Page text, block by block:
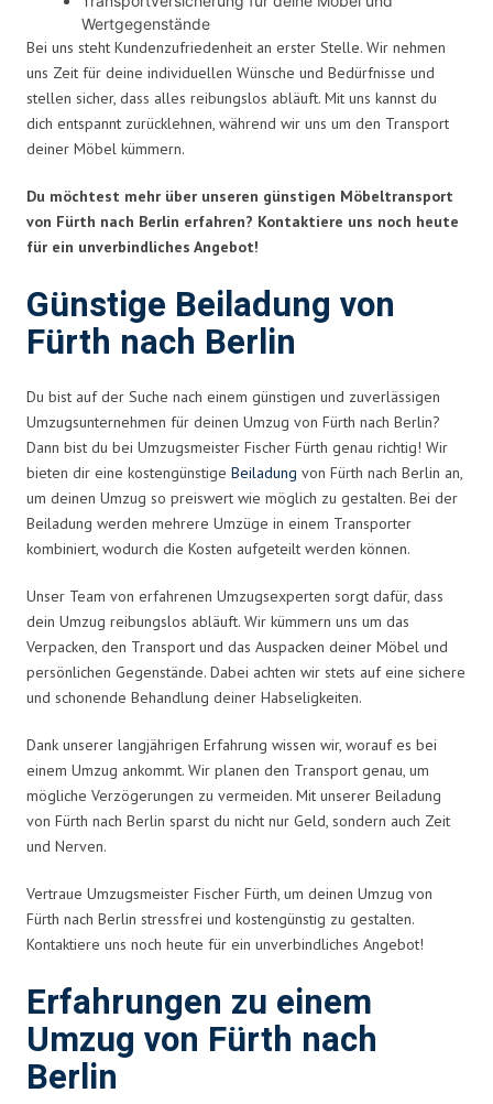
Wertgegenstände
Bei uns steht Kundenzufriedenheit an erster Stelle. Wir nehmen
uns Zeit für deine individuellen Wünsche und Bedürfnisse und
stellen sicher, dass alles reibungslos abläuft. Mit uns kannst du
dich entspannt zurücklehnen, während wir uns um den Transport
deiner Möbel kümmern.
Du möchtest mehr über unseren günstigen Möbeltransport
von Fürth nach Berlin erfahren? Kontaktiere uns noch heute
für ein unverbindliches Angebot!
Günstige Beiladung von
Fürth nach Berlin
Du bist auf der Suche nach einem günstigen und zuverlässigen
Umzugsunternehmen für deinen Umzug von Fürth nach Berlin?
Dann bist du bei Umzugsmeister Fischer Fürth genau richtig! Wir
bieten dir eine kostengünstige Beiladung von Fürth nach Berlin an,
um deinen Umzug so preiswert wie möglich zu gestalten. Bei der
Beiladung werden mehrere Umzüge in einem Transporter
kombiniert, wodurch die Kosten aufgeteilt werden können.
Unser Team von erfahrenen Umzugsexperten sorgt dafür, dass
dein Umzug reibungslos abläuft. Wir kümmern uns um das
Verpacken, den Transport und das Auspacken deiner Möbel und
persönlichen Gegenstände. Dabei achten wir stets auf eine sichere
und schonende Behandlung deiner Habseligkeiten.
Dank unserer langjährigen Erfahrung wissen wir, worauf es bei
einem Umzug ankommt. Wir planen den Transport genau, um
mögliche Verzögerungen zu vermeiden. Mit unserer Beiladung
von Fürth nach Berlin sparst du nicht nur Geld, sondern auch Zeit
und Nerven.
Vertraue Umzugsmeister Fischer Fürth, um deinen Umzug von
Fürth nach Berlin stressfrei und kostengünstig zu gestalten.
Kontaktiere uns noch heute für ein unverbindliches Angebot!
Erfahrungen zu einem
Umzug von Fürth nach
Berlin